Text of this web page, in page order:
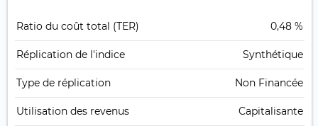
Ratio du coût total (TER) 0,48 %
Réplication de l'indice Synthétique
Type de réplication Non Financée
Utilisation des revenus Capitalisante